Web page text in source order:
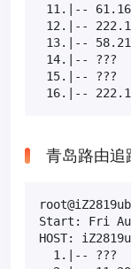
11.|--
12.|--
13.|--
14.|--
15.|--
16.|--
青岛路由追
Start: Fri
HOST:
1.|-- ???